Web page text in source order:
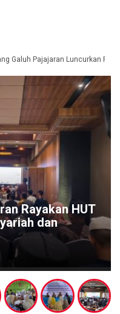
Galuh Pajajaran Luncurkan
Rayakan HUT
dan